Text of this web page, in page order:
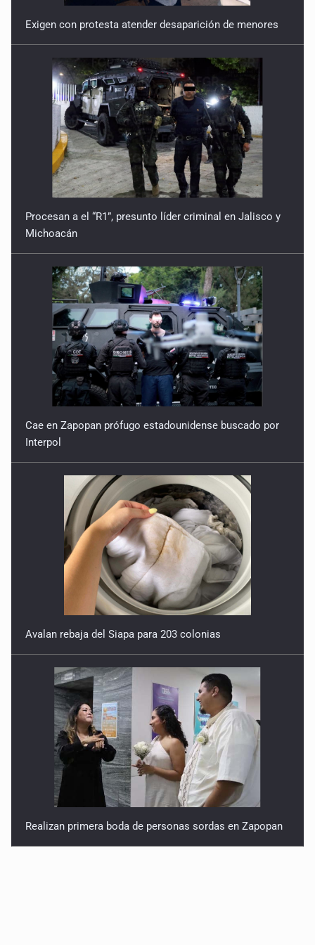
20 de Marzo de 2026
Donde algo falta
13 de Marzo de 2026
También es resistir
6 de Marzo de 2026
Costo invisible
27 de Febrero de 2026
Resistencia
20 de Febrero de 2026
Otra geografía
13 de Febrero de 2026
Ecuación
30 de Enero de 2026
Exigen con protesta atender desaparición de menores
Procesan a el “R1”, presunto líder criminal en Jalisco y
Michoacán
Cae en Zapopan prófugo estadounidense buscado por
Interpol
Avalan rebaja del Siapa para 203 colonias
Realizan primera boda de personas sordas en Zapopan